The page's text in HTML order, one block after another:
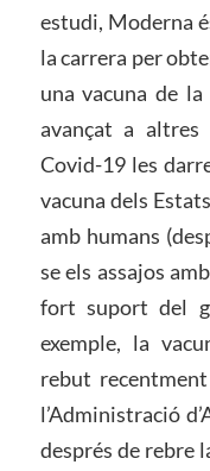
estudi, Moderna
la carrera per
una vacuna de
avançat a
Covid-19 les
vacuna dels
amb humans
se els assajos
fort suport del
exemple, la
rebut
l’Administració
després de rebre